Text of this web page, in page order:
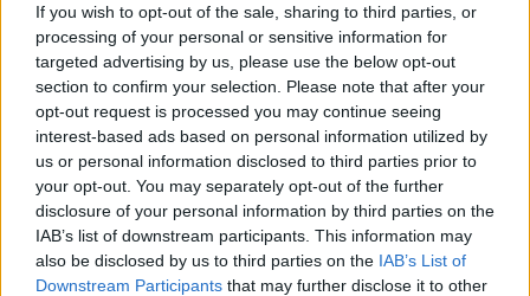
If you wish to opt-out of the sale, sharing to third parties, or
processing of your personal or sensitive information for
targeted advertising by us, please use the below opt-out
section to confirm your selection. Please note that after your
opt-out request is processed you may continue seeing
interest-based ads based on personal information utilized by
us or personal information disclosed to third parties prior to
your opt-out. You may separately opt-out of the further
disclosure of your personal information by third parties on the
IAB’s list of downstream participants. This information may
also be disclosed by us to third parties on the IAB’s List of
Downstream Participants that may further disclose it to other
SPETTACOLO
Cambio della guardia a Striscia
la notizia: per una sera arriva
Diletta Leotta
Il volto femminile di Dazn esordisce come presentatrice